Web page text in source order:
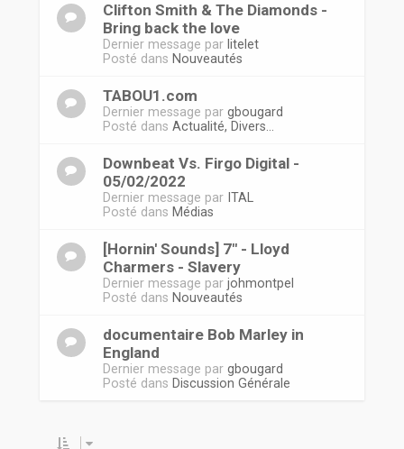
Clifton Smith & The Diamonds -
Bring back the love
Dernier message par litelet
Posté dans Nouveautés
TABOU1.com
Dernier message par gbougard
Posté dans Actualité, Divers...
Downbeat Vs. Firgo Digital -
05/02/2022
Dernier message par ITAL
Posté dans Médias
[Hornin' Sounds] 7" - Lloyd
Charmers - Slavery
Dernier message par johmontpel
Posté dans Nouveautés
documentaire Bob Marley in
England
Dernier message par gbougard
Posté dans Discussion Générale